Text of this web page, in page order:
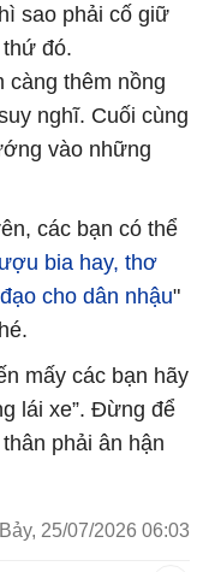
sao phải cố giữ
đó.
càng thêm nồng
nghĩ. Cuối cùng
vào những
các bạn có thể
bia hay, thơ
cho dân nhậu"
mấy các bạn hãy
lái xe”. Đừng để
phải ân hận
25/07/2026 06:03